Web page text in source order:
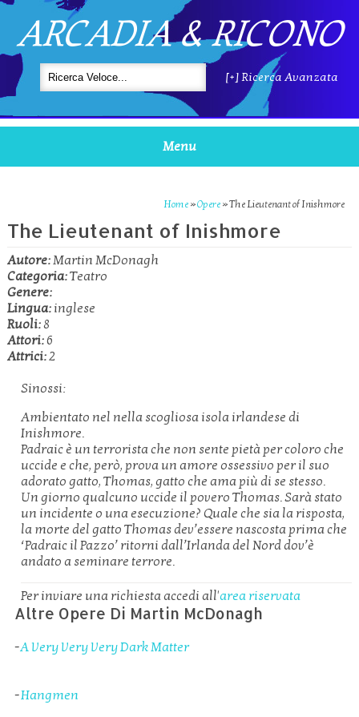
ARCADIA & RICONO
[+] Ricerca Avanzata
Menu
Home »Opere »The Lieutenant of Inishmore
The Lieutenant of Inishmore
Autore:Martin McDonagh
Categoria:Teatro
Genere:
Lingua:inglese
Ruoli:8
Attori:6
Attrici:2
Sinossi:
Ambientato nel nella scogliosa isola irlandese di
Inishmore.
Padraic è un terrorista che non sente pietà per coloro che
uccide e che, però, prova un amore ossessivo per il suo
adorato gatto, Thomas, gatto che ama più di se stesso.
Un giorno qualcuno uccide il povero Thomas. Sarà stato
un incidente o una esecuzione? Quale che sia la risposta,
la morte del gatto Thomas dev’essere nascosta prima che
‘Padraic il Pazzo’ ritorni dall’Irlanda del Nord dov’è
andato a seminare terrore.
Per inviare una richiesta accedi all'area riservata
Altre Opere Di Martin McDonagh
-A Very Very Very Dark Matter
-Hangmen